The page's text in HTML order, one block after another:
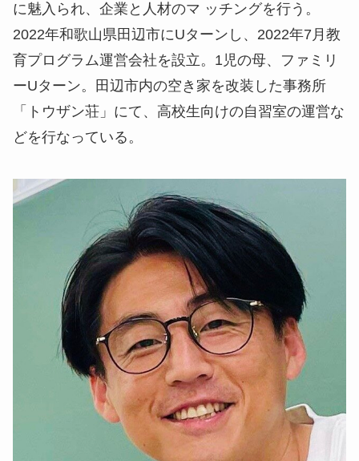
に魅入られ、企業と人材のマ ッチングを行う。
2022年和歌山県田辺市にUターンし、2022年7月教
育プログラム運営会社を設立。1児の母、ファミリ
ーUターン。田辺市内の空き家を改装した事務所
「トウザン荘」にて、高校生向けの自習室の運営な
どを行なっている。